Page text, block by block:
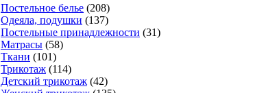
Постельное белье (208)
Одеяла, подушки (137)
Постельные принадлежности (31)
Матраcы (58)
Ткани (101)
Трикотаж (114)
Детский трикотаж (42)